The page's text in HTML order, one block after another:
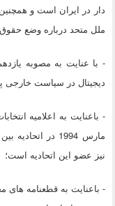
دار در ایران است و
ملل متحد درباره وضع
دیجیتال در سیاست خارجی
- باعنایت به اعلامیه
مارس 1994 در
نیز عضو این اتحادیه است؛
- باعنایت به قطعنامه